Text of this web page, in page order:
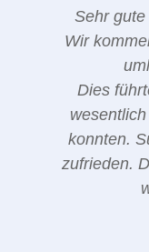
Sehr
Wir
Dies
konnten.
zufrieden.